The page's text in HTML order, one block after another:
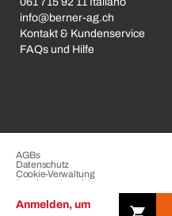
Anmelden, um
info@berner-ag.ch
Kontakt & Kundenservice
FAQs und Hilfe
AGBs
Datenschutz
Cookie-Verwaltung
Beschwerdeverfahren